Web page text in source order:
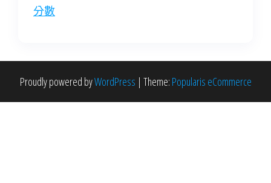
分數
Proudly powered byWordPress | Theme: Popularis eCommerce